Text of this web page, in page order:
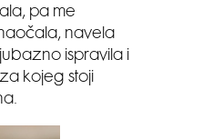
pa me
navela
ispravila i
kojeg stoji